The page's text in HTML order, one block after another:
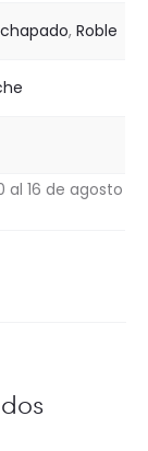
, Roble
al 16 de agosto